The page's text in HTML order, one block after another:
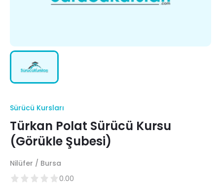
Sürücü Kursları
Türkan Polat Sürücü Kursu
(Görükle Şubesi)
Nilüfer / Bursa
0.00